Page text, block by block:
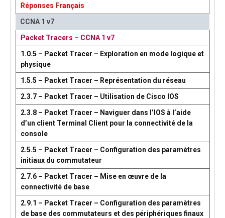
Réponses Français
CCNA 1 v7
Packet Tracers – CCNA 1 v7
1.0.5 – Packet Tracer – Exploration en mode logique et
physique
1.5.5 – Packet Tracer – Représentation du réseau
2.3.7 – Packet Tracer – Utilisation de Cisco IOS
2.3.8 – Packet Tracer – Naviguer dans l’IOS à l’aide
d’un client Terminal Client pour la connectivité de la
console
2.5.5 – Packet Tracer – Configuration des paramètres
initiaux du commutateur
2.7.6 – Packet Tracer – Mise en œuvre de la
connectivité de base
2.9.1 – Packet Tracer – Configuration des paramètres
de base des commutateurs et des périphériques finaux